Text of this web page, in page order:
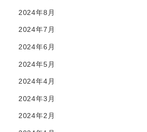
2024年8月
2024年7月
2024年6月
2024年5月
2024年4月
2024年3月
2024年2月